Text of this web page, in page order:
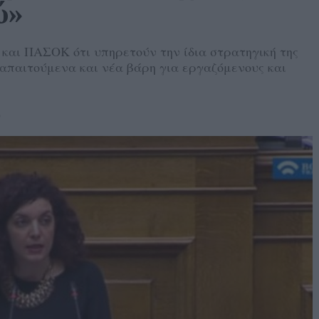
ΠΑΣΟΚ ότι υπηρετούν την ίδια στρατηγική της
και νέα βάρη για εργαζόμενους και